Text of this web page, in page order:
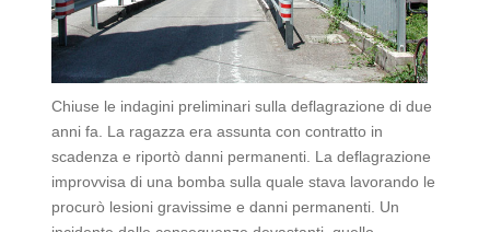
Chiuse le indagini preliminari sulla deflagrazione di due
anni fa. La ragazza era assunta con contratto in
scadenza e riportò danni permanenti. La deflagrazione
improvvisa di una bomba sulla quale stava lavorando le
procurò lesioni gravissime e danni permanenti. Un